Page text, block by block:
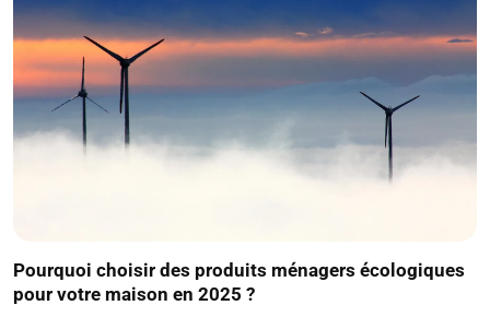
Pourquoi choisir des produits ménagers écologiques
pour votre maison en 2025 ?